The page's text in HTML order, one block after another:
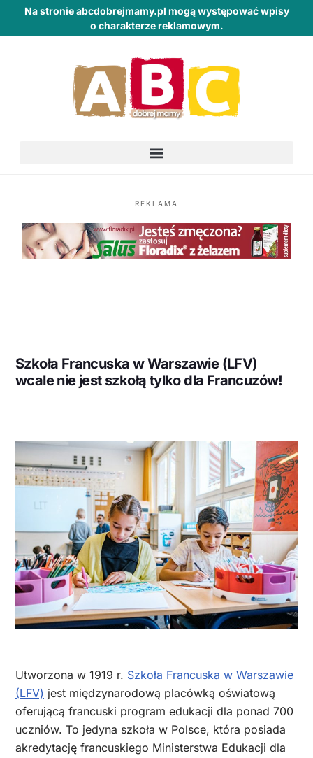
Na stronie abcdobrejmamy.pl mogą występować wpisy
o charakterze reklamowym.
REKLAMA
Szkoła Francuska w Warszawie (LFV)
wcale nie jest szkołą tylko dla Francuzów!
Utworzona w 1919 r. Szkoła Francuska w Warszawie
(LFV) jest międzynarodową placówką oświatową
oferującą francuski program edukacji dla ponad 700
uczniów. To jedyna szkoła w Polsce, która posiada
akredytację francuskiego Ministerstwa Edukacji dla